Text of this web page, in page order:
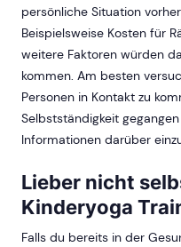
persönliche Situation
Beispielsweise Kosten für
weitere Faktoren würden
kommen. Am besten
Personen in Kontakt zu
Selbstständigkeit
Informationen darüber
Lieber nicht
Kinderyoga
Falls du bereits in der